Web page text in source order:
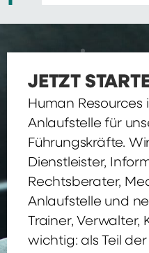
JETZT
Human Resources
Anlaufstelle für
Führungskräfte.
Dienstleister,
Rechtsberater,
Anlaufstelle und
Trainer, Verwalter,
wichtig: als Teil der